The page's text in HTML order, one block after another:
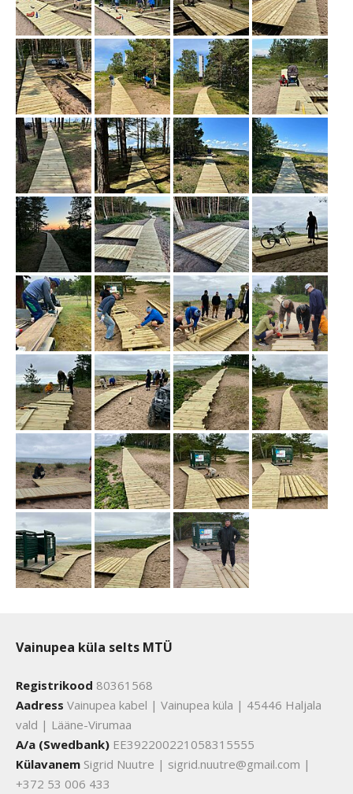
Vainupea küla selts MTÜ
Registrikood 80361568
Aadress Vainupea kabel | Vainupea küla | 45446 Haljala
vald | Lääne-Virumaa
A/a (Swedbank) EE392200221058315555
Külavanem Sigrid Nuutre | sigrid.nuutre@gmail.com |
+372 53 006 433